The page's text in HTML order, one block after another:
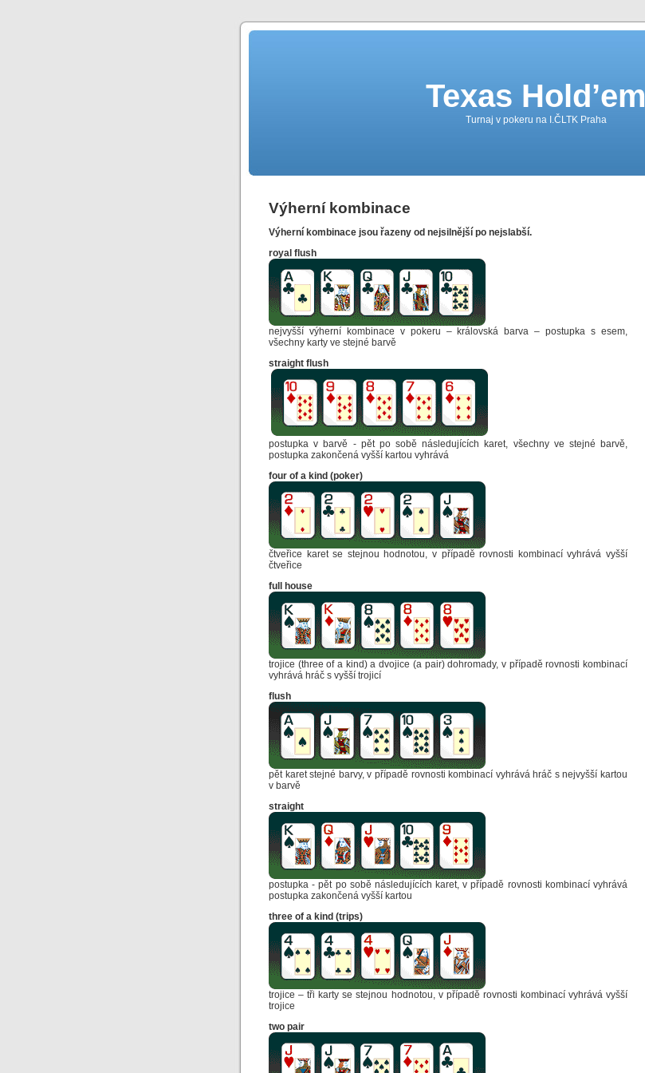
Texas Hold’em
Turnaj v pokeru na I.ČLTK Praha
Výherní kombinace
Výherní kombinace jsou řazeny od nejsilnější po nejslabší.
royal flush
nejvyšší výherní kombinace v pokeru – královská barva – postupka s esem,
všechny karty ve stejné barvě
straight flush
postupka v barvě - pět po sobě následujících karet, všechny ve stejné barvě,
postupka zakončená vyšší kartou vyhrává
four of a kind (poker)
čtveřice karet se stejnou hodnotou, v případě rovnosti kombinací vyhrává vyšší
čtveřice
full house
trojice (three of a kind) a dvojice (a pair) dohromady, v případě rovnosti kombinací
vyhrává hráč s vyšší trojicí
flush
pět karet stejné barvy, v případě rovnosti kombinací vyhrává hráč s nejvyšší kartou
v barvě
straight
postupka - pět po sobě následujících karet, v případě rovnosti kombinací vyhrává
postupka zakončená vyšší kartou
three of a kind (trips)
trojice – tři karty se stejnou hodnotou, v případě rovnosti kombinací vyhrává vyšší
trojice
two pair